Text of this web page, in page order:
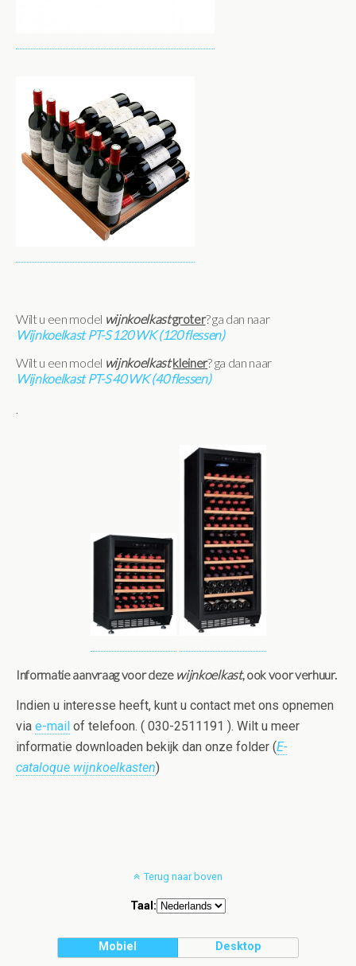
Wilt u een model wijnkoelkastgroter? ga dan naar
Wijnkoelkast PT-S 120 WK (120 flessen)
Wilt u een model wijnkoelkastkleiner? ga dan naar
Wijnkoelkast PT-S 40 WK (40 flessen)
.
Informatie aanvraag voor dezewijnkoelkast, ook voor verhuur.
Indien u interesse heeft, kunt u contact met ons opnemen
via e-mail of telefoon. ( 030-2511191 ). Wilt u meer
informatie downloaden bekijk dan onze folder (E-
cataloque wijnkoelkasten)
Terug naar boven
Taal:
Mobiel Desktop